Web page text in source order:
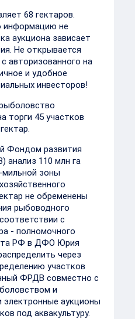
68 гектаров.
информацию не
аукциона зависает
Не открывается
авторизованного на
и удобное
инвесторов!
торги 45 участков
Фондом развития
анализ 110 млн га
мильной зоны
не обременены
рыбоводного
с
- полномочного
РФ в ДФО Юрия
через
участков
ФРДВ совместно с
и
аукционы
под аквакультуру.